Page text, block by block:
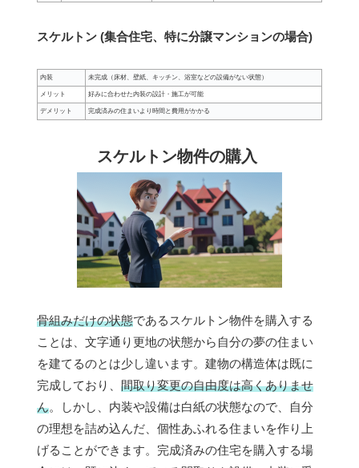
スケルトン (集合住宅、特に分譲マンションの場合)
内装 未完成（床材、壁紙、キッチン、浴室などの設備がない状態）
メリット 好みに合わせた内装の設計・施工が可能
デメリット 完成済みの住まいより時間と費用がかかる
スケルトン物件の購入
骨組みだけの状態であるスケルトン物件を購入する
ことは、文字通り更地の状態から自分の夢の住まい
を建てるのとは少し違います。建物の構造体は既に
完成しており、 間取り変更の自由度は高くありませ
ん。しかし、内装や設備は白紙の状態なので、自分
の理想を詰め込んだ、個性あふれる住まいを作り上
げることができます。完成済みの住宅を購入する場